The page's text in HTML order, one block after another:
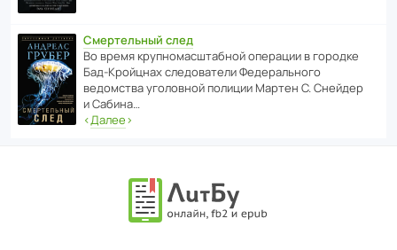
Смертельный след
Во время круп­но­мас­ш­та­бной операции в городке
Бад‑Крой­цнах следо­ва­тели Феде­раль­ного
ведомства уголо­вной полиции Мартен С. Снейдер
и Сабина…
‹Далее›